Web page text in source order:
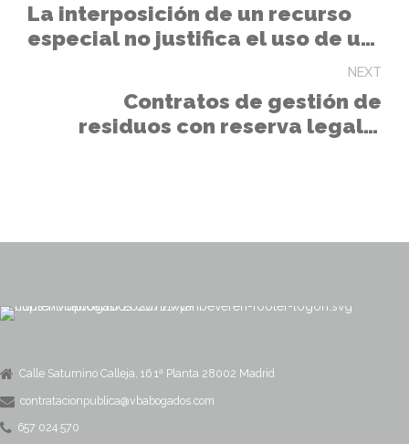
La interposición de un recurso
especial no justifica el uso de un
NEXT
Contratos de gestión de
residuos con reserva legal a
Calle Saturnino Calleja, 16 1ª Planta 28002 Madrid
contratacionpublica@vbabogados.com
657 024 570